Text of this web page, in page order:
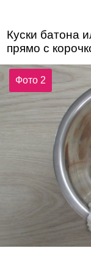
Куски батона
прямо с
Фото 2